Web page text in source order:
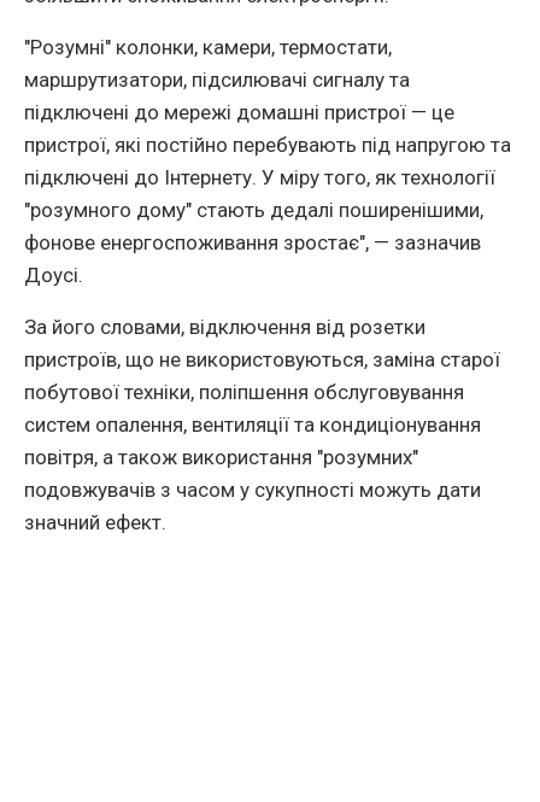
"Розумні" колонки, камери, термостати,
маршрутизатори, підсилювачі сигналу та
підключені до мережі домашні пристрої — це
пристрої, які постійно перебувають під напругою та
підключені до Інтернету. У міру того, як технології
"розумного дому" стають дедалі поширенішими,
фонове енергоспоживання зростає", — зазначив
Доусі.
За його словами, відключення від розетки
пристроїв, що не використовуються, заміна старої
побутової техніки, поліпшення обслуговування
систем опалення, вентиляції та кондиціонування
повітря, а також використання "розумних"
подовжувачів з часом у сукупності можуть дати
значний ефект.